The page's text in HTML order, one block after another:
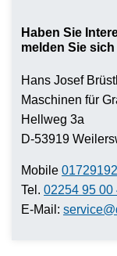
Haben Sie
melden Sie
Hans Josef
Maschinen für
Hellweg 3a
D-53919
Mobile
Tel. 02254 95 00
E-Mail: